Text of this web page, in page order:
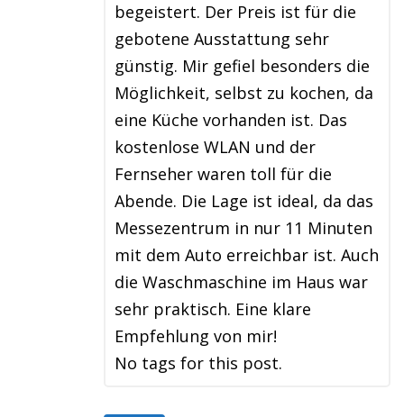
begeistert. Der Preis ist für die
gebotene Ausstattung sehr
günstig. Mir gefiel besonders die
Möglichkeit, selbst zu kochen, da
eine Küche vorhanden ist. Das
kostenlose WLAN und der
Fernseher waren toll für die
Abende. Die Lage ist ideal, da das
Messezentrum in nur 11 Minuten
mit dem Auto erreichbar ist. Auch
die Waschmaschine im Haus war
sehr praktisch. Eine klare
Empfehlung von mir!
No tags for this post.